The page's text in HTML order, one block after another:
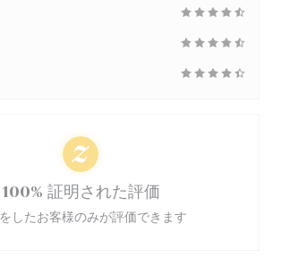
100% 証明された評価
したお客様のみが評価できます